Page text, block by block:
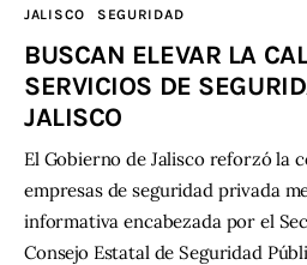
JALISCO SEGURIDAD
BUSCAN ELEVAR LA
SERVICIOS DE
JALISCO
El Gobierno de Jalisco reforzó la
empresas de seguridad privada
informativa encabezada por el
Consejo Estatal de Seguridad